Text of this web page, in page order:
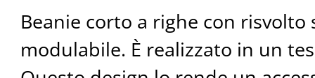
Beanie corto a righe con risvolto
modulabile. È realizzato in un